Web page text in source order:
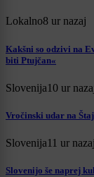
Lokalno8 ur nazaj
Kakšni so odzivi na
biti Ptujčan«
Slovenija10 ur
Vročinski udar na
Slovenija11 ur nazaj
Slovenijo še naprej